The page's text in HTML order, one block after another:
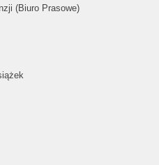
(Biuro Prasowe)